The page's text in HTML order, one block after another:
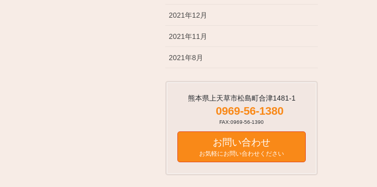
2021年12月
2021年11月
2021年8月
熊本県上天草市松島町合津1481-1
0969-56-1380
FAX:0969-56-1390
お問い合わせ
お気軽にお問い合わせください